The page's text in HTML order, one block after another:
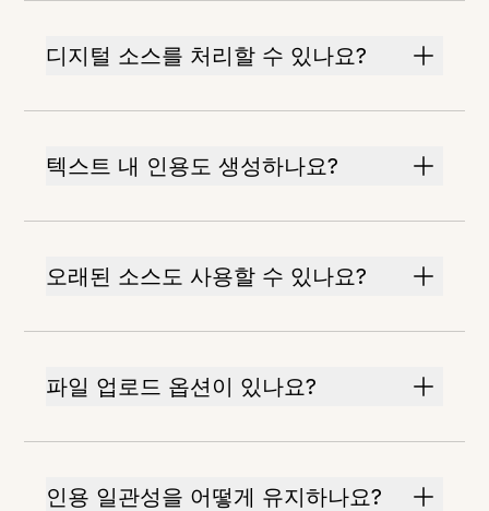
디지털 소스를 처리할 수 있나요?
텍스트 내 인용도 생성하나요?
오래된 소스도 사용할 수 있나요?
파일 업로드 옵션이 있나요?
인용 일관성을 어떻게 유지하나요?